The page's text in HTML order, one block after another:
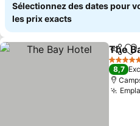
Sélectionnez des dates pour
les prix exacts
The
5 Étoiles
8,7